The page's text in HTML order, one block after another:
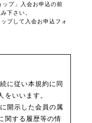
ップ」入会お申込の前
下さい。
プして入会お申込フォ
に従い本規約に同
をいいます。
開示した会員の属
関する履歴等の情